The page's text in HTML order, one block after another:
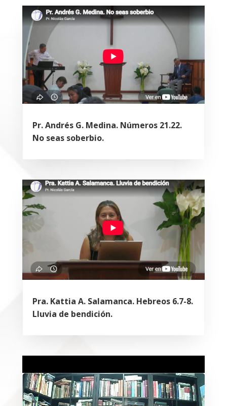
Pr. Andrés G. Medina. Números 21.22.
No seas soberbio.
Pra. Kattia A. Salamanca. Hebreos 6.7-8.
Lluvia de bendición.